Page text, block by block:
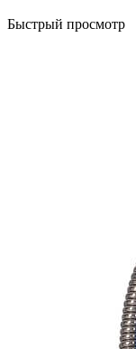
Быстрый просмотр